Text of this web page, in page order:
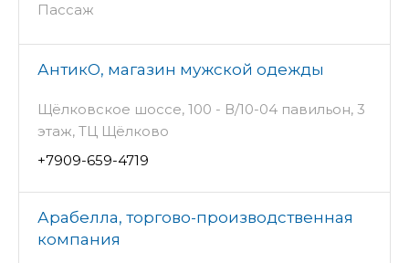
Пассаж
АнтикО, магазин мужской одежды
Щёлковское шоссе, 100 - В/10-04 павильон, 3
этаж, ТЦ Щёлково
+7909-659-4719
Арабелла, торгово-производственная
компания